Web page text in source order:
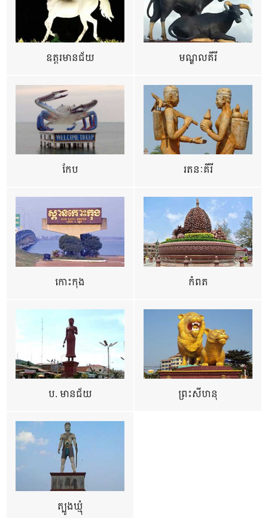
ឧត្ដរមានជ័យ មណ្ឌលគីរី
កែប រតនៈគីរី
កោះកុង កំពត
ប. មានជ័យ ព្រះសីហនុ
ត្បូងឃ្មុំ